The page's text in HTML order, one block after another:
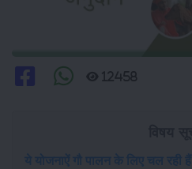
12458
ये योजनाऐं गौ पालन के लिए चल रही हैं